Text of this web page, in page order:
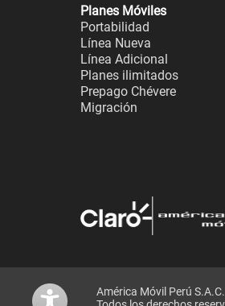
Planes Móviles
Portabilidad
Línea Nueva
Línea Adicional
Planes ilimitados
Prepago Chévere
Migración
América Móvil Perú